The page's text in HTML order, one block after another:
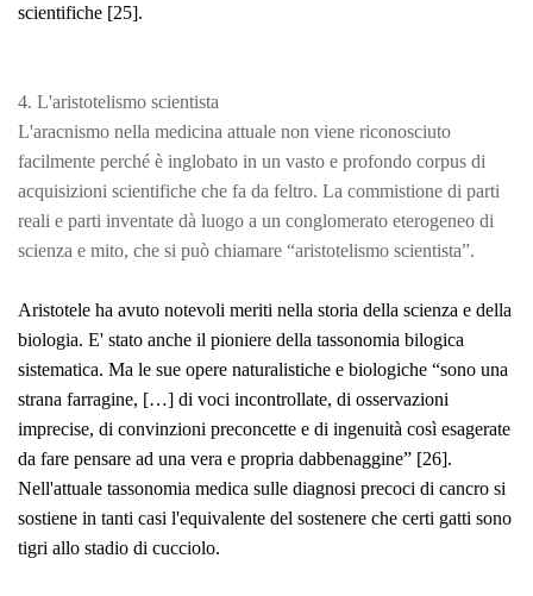
scientifiche [25].
4. L'aristotelismo scientista
L'aracnismo nella medicina attuale non viene riconosciuto
facilmente perché è inglobato in un vasto e profondo corpus di
acquisizioni scientifiche che fa da feltro. La commistione di parti
reali e parti inventate dà luogo a un conglomerato eterogeneo di
scienza e mito, che si può chiamare “aristotelismo scientista”.
Aristotele ha avuto notevoli meriti nella storia della scienza e della
biologia. E' stato anche il pioniere della tassonomia bilogica
sistematica. Ma le sue opere naturalistiche e biologiche “sono una
strana farragine, […] di voci incontrollate, di osservazioni
imprecise, di convinzioni preconcette e di ingenuità così esagerate
da fare pensare ad una vera e propria dabbenaggine” [26].
Nell'attuale tassonomia medica sulle diagnosi precoci di cancro si
sostiene in tanti casi l'equivalente del sostenere che certi gatti sono
tigri allo stadio di cucciolo.